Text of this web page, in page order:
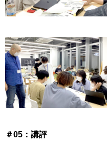
＃05：講評